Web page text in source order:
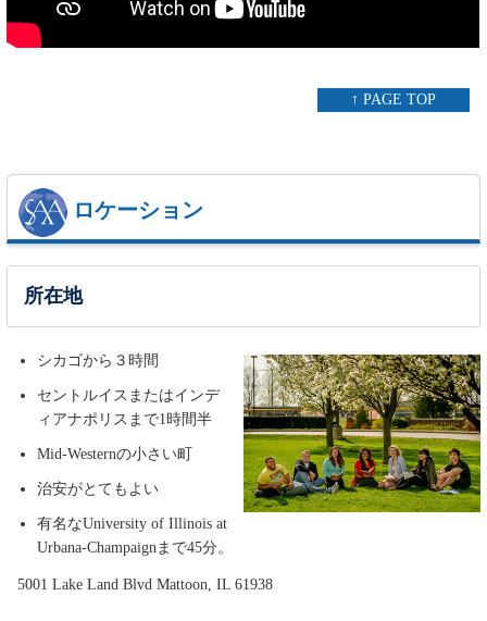
↑ PAGE TOP
ロケーション
所在地
シカゴから３時間
セントルイスまたはインデ
ィアナポリスまで1時間半
Mid-Westernの小さい町
治安がとてもよい
有名なUniversity of Illinois at
Urbana-Champaignまで45分。
5001 Lake Land Blvd Mattoon, IL 61938